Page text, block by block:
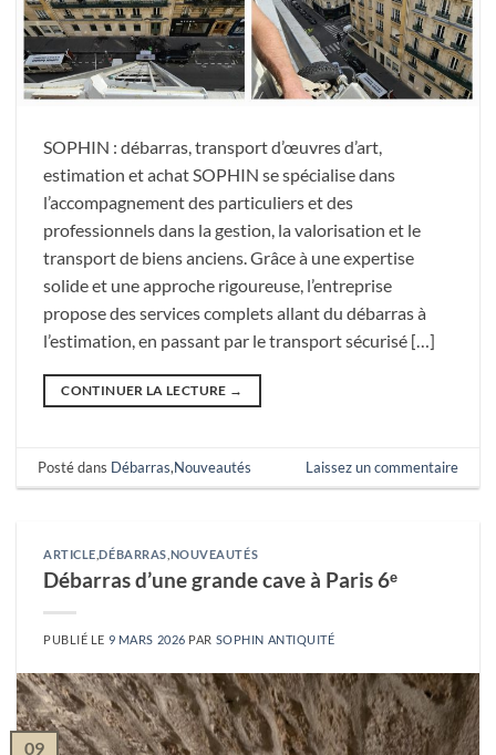
SOPHIN : débarras, transport d’œuvres d’art,
estimation et achat SOPHIN se spécialise dans
l’accompagnement des particuliers et des
professionnels dans la gestion, la valorisation et le
transport de biens anciens. Grâce à une expertise
solide et une approche rigoureuse, l’entreprise
propose des services complets allant du débarras à
l’estimation, en passant par le transport sécurisé […]
CONTINUER LA LECTURE →
Posté dans Débarras,Nouveautés Laissez un commentaire
ARTICLE ,DÉBARRAS NOUVEAUTÉS
Débarras d’une grande cave à Paris 6ᵉ
PUBLIÉ LE 9 MARS 2026 PAR SOPHIN ANTIQUITÉ
09